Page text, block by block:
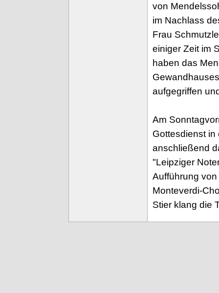
von
im Nachlass
Frau
einiger Zeit im
haben das
aufgegriffen
Am
Gottesdienst
anschließend
"Leipziger
Aufführung
Monteverdi-
Stier klang die